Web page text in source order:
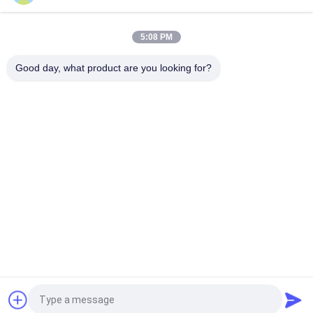
5:08 PM
Good day, what product are you looking for?